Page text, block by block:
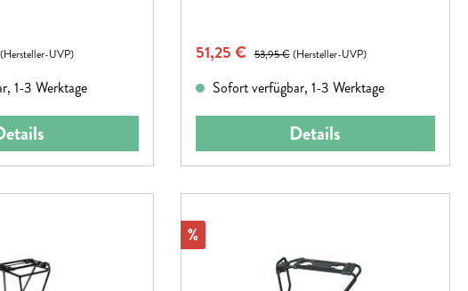
(Hersteller-UVP)
1-3 Werktage
Verkaufspreis:
51,25 € Regulärer Preis:
53,95 €(Hersteller-UVP)
Sofort verfügbar, 1-3 Werktage
Details
Rabatt
%